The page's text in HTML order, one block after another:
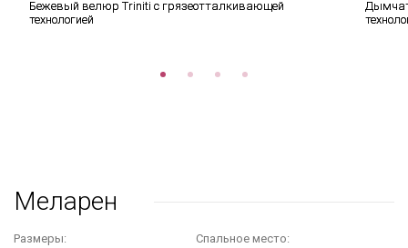
Бежевый велюр Triniti с грязеотталкивающей
технологией
Меларен
Размеры:
Cпальное место: